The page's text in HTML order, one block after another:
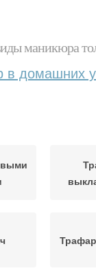
маникюра
в домашних